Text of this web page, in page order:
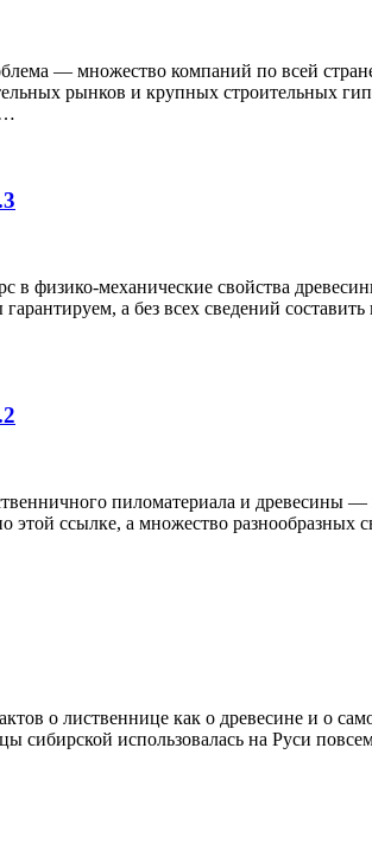
— множество компаний по всей
рынков и крупных строительных
физико-механические свойства
а без всех сведений
пиломатериала и древесины
ссылке, а множество
о лиственнице как о древесине и о
сибирской использовалась на Руси